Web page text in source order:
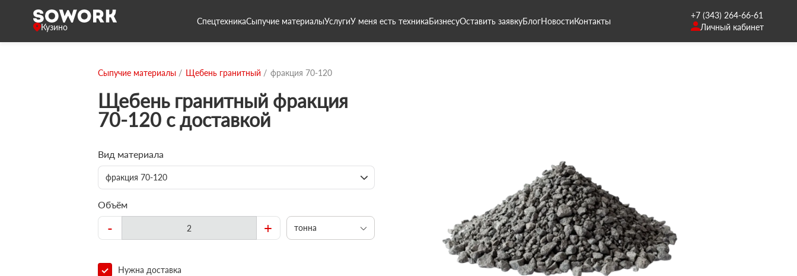
Кузино
СпецтехникаСыпучие материалыУслугиУ меня есть техникаБизнесуОставить заявкуБлогНовостиКонтакты
+7 (343) 264-66-61
Личный кабинет
Сыпучие материалы Щебень гранитный фракция 70-120
Щебень гранитный фракция
70-120 с доставкой
Вид материала
фракция 70-120
Объём
- + тонна
Нужна доставка